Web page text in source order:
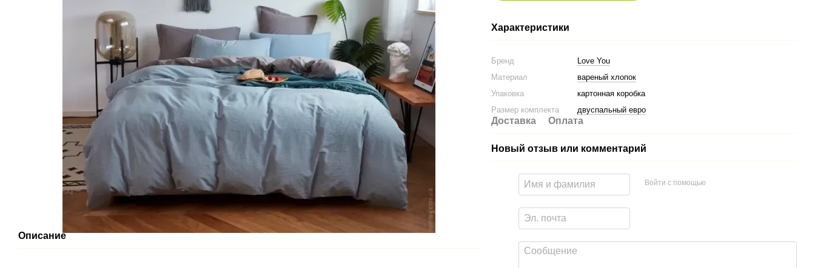
Описание
Характеристики
Бренд
Love You
Материал
вареный хлопок
Упаковка
картонная коробка
Размер комплекта
двуспальный евро
Доставка Оплата
Новый отзыв или комментарий
Войти с помощью